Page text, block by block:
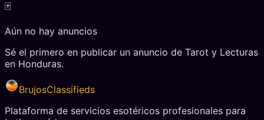
🃏
Aún no hay anuncios
Sé el primero en publicar un anuncio de Tarot y Lecturas
en Honduras.
BrujosClassifieds
Plataforma de servicios esotéricos profesionales para